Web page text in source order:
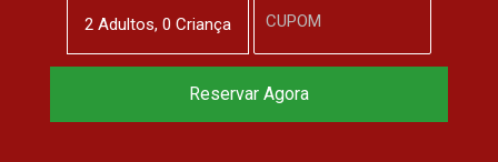
2 Adultos, 0 Criança
Reserve agora, com
Reservar Agora